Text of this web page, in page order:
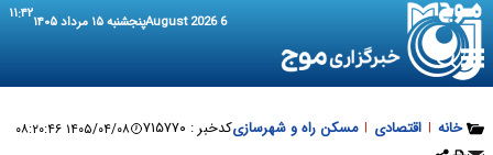
6 August 2026 پنجشنبه ۱۵ مرداد ۱۴۰۵ ۱۱:۴۲
خانه | اقتصادی | مسکن راه و شهرسازیکدخبر : ۷۱۵۷۷۰ ۱۴۰۵/۰۴/۰۸ ۰۸:۲۰:۴۶